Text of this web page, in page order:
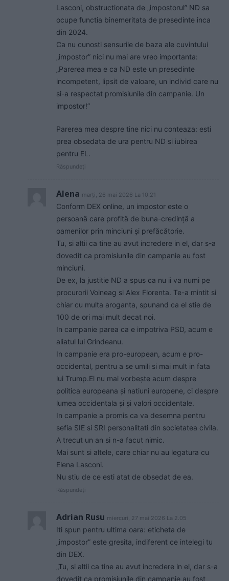
Lasconi, obstructionata de „impostorul” ND sa
ocupe functia binemeritata de presedinte inca
din 2024.
Ca nu cunosti sensurile de baza ale cuvintului
„impostor” nici nu mai are vreo importanta:
„Parerea mea e ca ND este un presedinte
incompetent, lipsit de valoare, un individ care nu
si-a respectat promisiunile din campanie. Un
impostor!”
Parerea mea despre tine nici nu conteaza: esti
prea obsedata de ura pentru ND si iubirea
pentru EL.
Răspundeți
Alena marți, 26 mai 2026 La 10.21
Conform DEX online, un impostor este o
persoană care profită de buna-credință a
oamenilor prin minciuni și prefăcătorie.
Tu, si altii ca tine au avut incredere in el, dar s-a
dovedit ca promisiunile din campanie au fost
minciuni.
De ex, la justitie ND a spus ca nu ii va numi pe
procurorii Voineag si Alex Florenta. Te-a mintit si
chiar cu multa aroganta, spunand ca el stie de
100 de ori mai mult decat noi.
In campanie parea ca e impotriva PSD, acum e
aliatul lui Grindeanu.
In campanie era pro-european, acum e pro-
occidental, pentru a se umili si mai mult in fata
lui Trump.El nu mai vorbește acum despre
politica europeana și natiuni europene, ci despre
lumea occidentala și și valori occidentale.
In campanie a promis ca va desemna pentru
sefia SIE si SRI personalitati din societatea civila.
A trecut un an si n-a facut nimic.
Mai sunt si altele, care chiar nu au legatura cu
Elena Lasconi.
Nu stiu de ce esti atat de obsedat de ea.
Răspundeți
Adrian Rusu miercuri, 27 mai 2026 La 2.05
Iti spun pentru ultima oara: eticheta de
„impostor” este gresita, indiferent ce intelegi tu
din DEX.
„Tu, si altii ca tine au avut incredere in el, dar s-a
dovedit ca promisiunile din campanie au fost